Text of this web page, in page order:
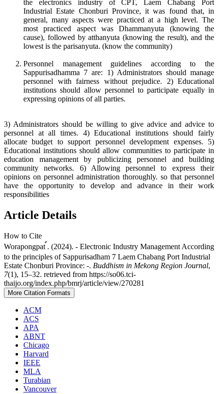
the electronics industry of CPT, Laem Chabang Port
Industrial Estate Chonburi Province, it was found that, in
general, many aspects were practiced at a high level. The
most practiced aspect was Dhammanyuta (knowing the
cause), followed by atthanyuta (knowing the result), and the
lowest is the parisanyuta. (know the community)
Personnel management guidelines according to the
Sappurisadhamma 7 are: 1) Administrators should manage
personnel with fairness without prejudice. 2) Educational
institutions should allow personnel to participate equally in
expressing opinions of all parties.
3) Administrators should be willing to give advice and advice to
personnel at all times. 4) Educational institutions should fairly
allocate budget to support personnel development expenses. 5)
Educational institutions should allow communities to participate in
education management by publicizing personnel and building
community networks. 6) Allowing personnel to express their
opinions on personnel administration thoroughly. so that personnel
have the opportunity to develop and advance in their work
responsibilities
Article Details
How to Cite
Worapongpat ์. (2024). - Electronic Industry Management According
to the principles of Sappurisadham 7 Laem Chabang Port Industrial
Estate Chonburi Province: -. Buddhism in Mekong Region Journal,
7(1), 15–32. retrieved from https://so06.tci-
thaijo.org/index.php/bmrj/article/view/270281
More Citation Formats
ACM
ACS
APA
ABNT
Chicago
Harvard
IEEE
MLA
Turabian
Vancouver